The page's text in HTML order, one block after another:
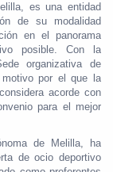
es una entidad
de su modalidad
en el panorama
posible. Con la
organizativa de
por el que la
acorde con
para el mejor
de Melilla, ha
de ocio deportivo